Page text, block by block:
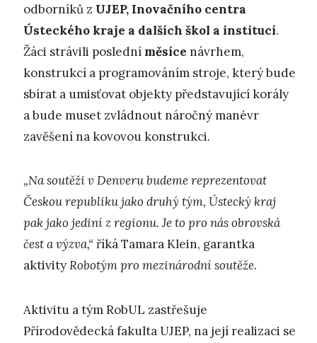
odborníků z UJEP, Inovačního centra
Ústeckého kraje a dalších škol a institucí.
Žáci strávili poslední měsíce návrhem,
konstrukcí a programováním stroje, který bude
sbírat a umisťovat objekty představující korály
a bude muset zvládnout náročný manévr
zavěšení na kovovou konstrukci.
„Na soutěži v Denveru budeme reprezentovat
Českou republiku jako druhý tým, Ústecký kraj
pak jako jediní z regionu. Je to pro nás obrovská
čest a výzva,“ říká Tamara Klein, garantka
aktivityRobotým pro mezinárodní soutěže.
Aktivitu a tým RobUL zastřešuje
Přírodovědecká fakulta UJEP, na její realizaci se